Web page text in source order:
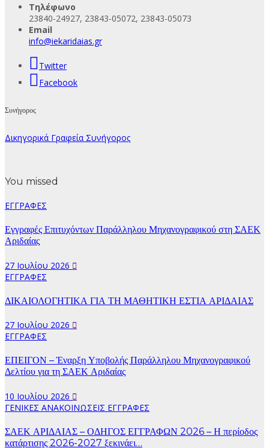
Τηλέφωνο
23840-24927, 23843-05072, 23843-05073
Email
info@iekaridaias.gr
Twitter
Facebook
Συνήγορος
Δικηγορικά Γραφεία Συνήγορος
You missed
ΕΓΓΡΑΦΕΣ
Εγγραφές Επιτυχόντων Παράλληλου Μηχανογραφικού στη ΣΑΕΚ
Αριδαίας
27 Ιουλίου 2026
ΕΓΓΡΑΦΕΣ
ΔΙΚΑΙΟΛΟΓΗΤΙΚΑ ΓΙΑ ΤΗ ΜΑΘΗΤΙΚΗ ΕΣΤΙΑ ΑΡΙΔΑΙΑΣ
27 Ιουλίου 2026
ΕΓΓΡΑΦΕΣ
ΕΠΕΙΓΟΝ – Έναρξη Υποβολής Παράλληλου Μηχανογραφικού
Δελτίου για τη ΣΑΕΚ Αριδαίας
10 Ιουλίου 2026
ΓΕΝΙΚΕΣ ΑΝΑΚΟΙΝΩΣΕΙΣ ΕΓΓΡΑΦΕΣ
ΣΑΕΚ ΑΡΙΔΑΙΑΣ – ΟΔΗΓΟΣ ΕΓΓΡΑΦΩΝ 2026 – Η περίοδος
κατάρτισης 2026-2027 ξεκινάει…